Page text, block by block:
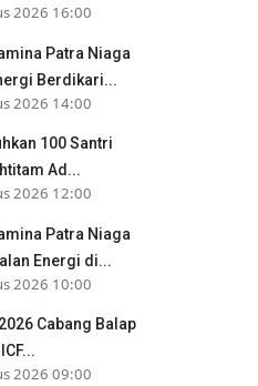
2026 16:00
Patra Niaga
Berdikari...
2026 14:00
100 Santri
Ad...
2026 12:00
Patra Niaga
Energi di...
2026 10:00
Cabang Balap
2026 09:00